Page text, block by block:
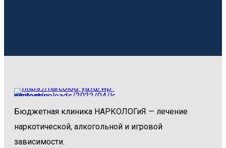
Бюджетная клиника НАРКОЛОГиЯ — лечение
наркотической, алкогольной и игровой
зависимости.